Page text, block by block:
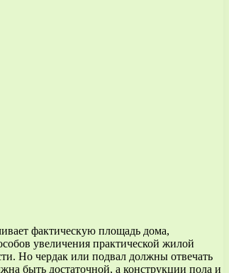
фактическую площадь дома,
увеличения практической жилой
Но чердак или подвал должны отвечать
быть достаточной, а конструкции пола и